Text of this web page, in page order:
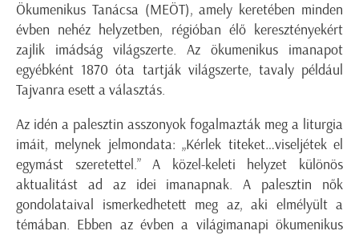
Ökumenikus Tanácsa (MEÖT), amely keretében minden
évben nehéz helyzetben, régióban élő keresztényekért
zajlik imádság világszerte. Az ökumenikus imanapot
egyébként 1870 óta tartják világszerte, tavaly például
Tajvanra esett a választás.
Az idén a palesztin asszonyok fogalmazták meg a liturgia
imáit, melynek jelmondata: „Kérlek titeket…viseljétek el
egymást szeretettel.” A közel-keleti helyzet különös
aktualitást ad az idei imanapnak. A palesztin nők
gondolataival ismerkedhetett meg az, aki elmélyült a
témában. Ebben az évben a világimanapi ökumenikus